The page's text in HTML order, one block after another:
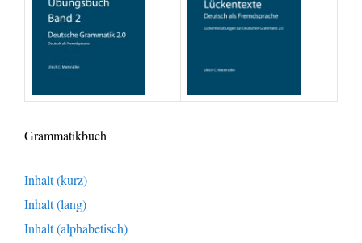
Grammatikbuch
Inhalt (kurz)
Inhalt (lang)
Inhalt (alphabetisch)